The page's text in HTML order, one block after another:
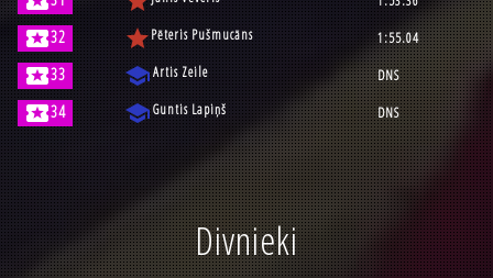
local_activity32 starPēteris Pušmucāns 1:55.04
local_activity33 schoolArtis Zeile DNS
local_activity34 schoolGuntis Lapiņš DNS
Divnieki